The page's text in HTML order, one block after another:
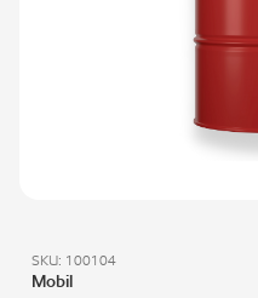
SKU: 100104
Mobil